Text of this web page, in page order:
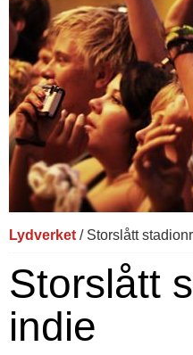
Lydverket / Storslått
Storslått
indie